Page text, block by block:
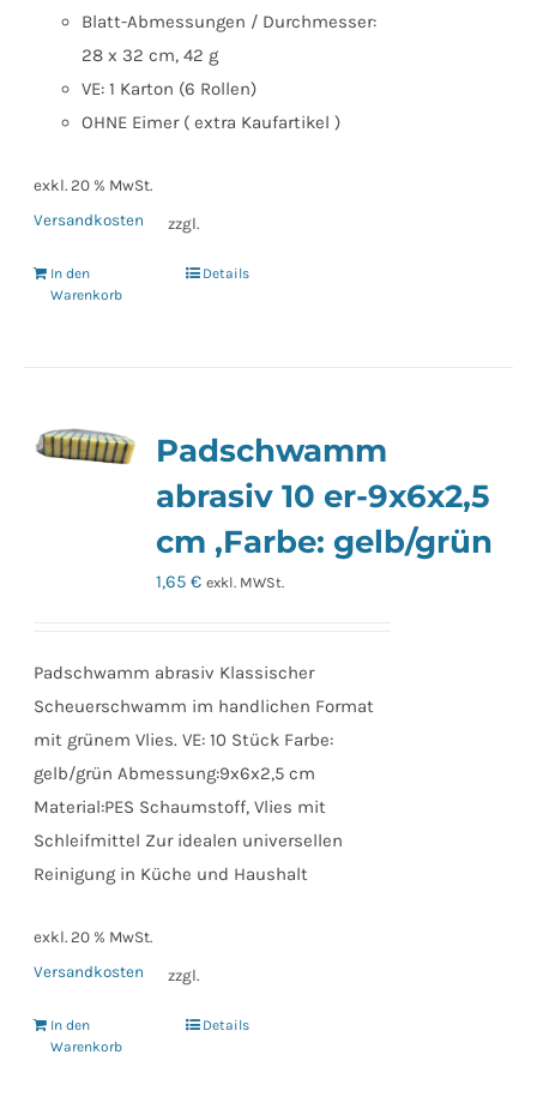
Blatt-Abmessungen / Durchmesser:
28 x 32 cm, 42 g
VE: 1 Karton (6 Rollen)
OHNE Eimer ( extra Kaufartikel )
exkl. 20 % MwSt.
zzgl.
Versandkosten
In den
Warenkorb
Details
Padschwamm
abrasiv 10 er-9x6x2,5
cm ,Farbe: gelb/grün
1,65€ exkl. MWSt.
Padschwamm abrasiv Klassischer
Scheuerschwamm im handlichen Format
mit grünem Vlies. VE: 10 Stück Farbe:
gelb/grün Abmessung:9x6x2,5 cm
Material:PES Schaumstoff, Vlies mit
Schleifmittel Zur idealen universellen
Reinigung in Küche und Haushalt
exkl. 20 % MwSt.
zzgl.
Versandkosten
In den
Warenkorb
Details